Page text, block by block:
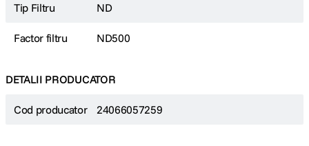
Tip Filtru ND
Factor filtru ND500
DETALII PRODUCATOR
Cod producator 24066057259